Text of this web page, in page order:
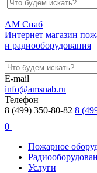
АМ Снаб
Интернет магазин
и радиооборудования
E-mail
info@amsnab.ru
Телефон
8 (499) 350-80-82 8
0
Пожарное
Услуги